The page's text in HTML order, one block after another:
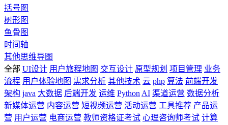
括号图
树形图
鱼骨图
时间轴
其他思维导图
全部 UI设计 用户旅程地图 交互设计 原型规划 项目管理 业务
流程 用户体验地图 需求分析 其他技术 云 php 算法 前端开发
架构 java 大数据 后端开发 运维 Python AI 渠道运营 数据分析
新媒体运营 内容运营 短视频运营 活动运营 工具推荐 产品运
营 用户运营 电商运营 教师资格证考试 心理咨询师考试 计算